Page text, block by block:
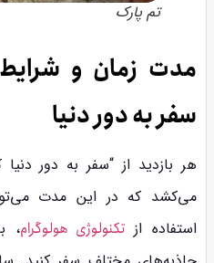
تم پارک
مدت زمان و
سفر به دور دنیا
هر بازدید از “سفر به دور
می‌کشد که در این مدت
استفاده ازتکنولوژی هولوگرام،